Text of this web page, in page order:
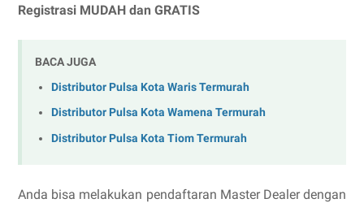
Registrasi MUDAH dan GRATIS
BACA JUGA
Distributor Pulsa Kota Waris Termurah
Distributor Pulsa Kota Wamena Termurah
Distributor Pulsa Kota Tiom Termurah
Anda bisa melakukan pendaftaran Master Dealer dengan